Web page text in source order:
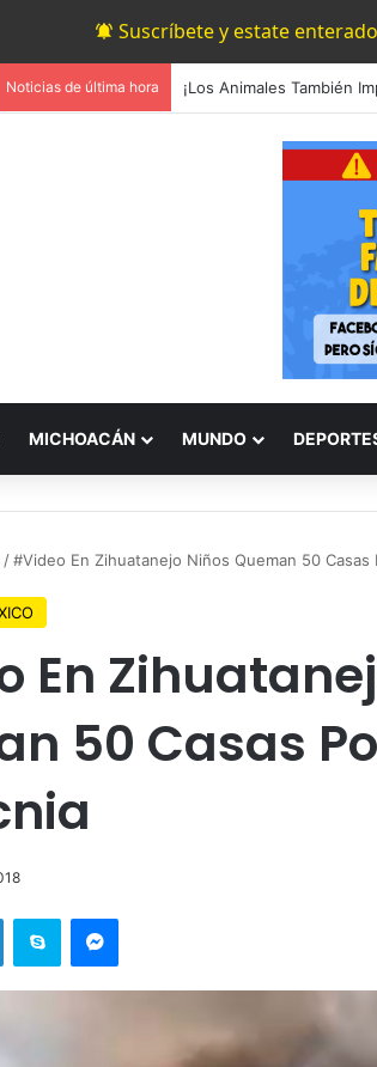
Suscríbete y estate
Noticias de última hora
MICHOACÁN MUNDO
/#Video En Zihuatanejo Niños Queman 50
En
50 Casas